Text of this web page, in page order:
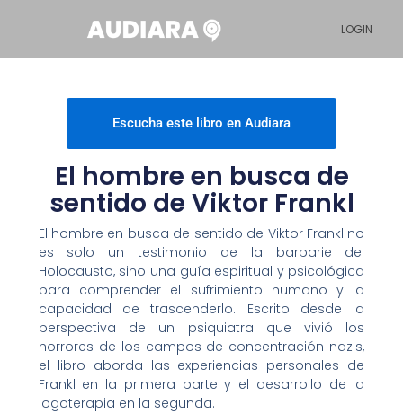
LOGIN
Escucha este libro en Audiara
El hombre en busca de
sentido de Viktor Frankl
El hombre en busca de sentido de Viktor Frankl no
es solo un testimonio de la barbarie del
Holocausto, sino una guía espiritual y psicológica
para comprender el sufrimiento humano y la
capacidad de trascenderlo. Escrito desde la
perspectiva de un psiquiatra que vivió los
horrores de los campos de concentración nazis,
el libro aborda las experiencias personales de
Frankl en la primera parte y el desarrollo de la
logoterapia en la segunda.